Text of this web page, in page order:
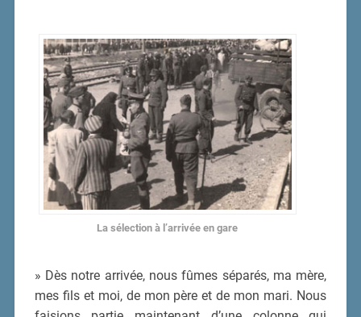
La sélection à l’arrivée en gare
» Dès notre arrivée, nous fûmes séparés, ma mère,
mes fils et moi, de mon père et de mon mari. Nous